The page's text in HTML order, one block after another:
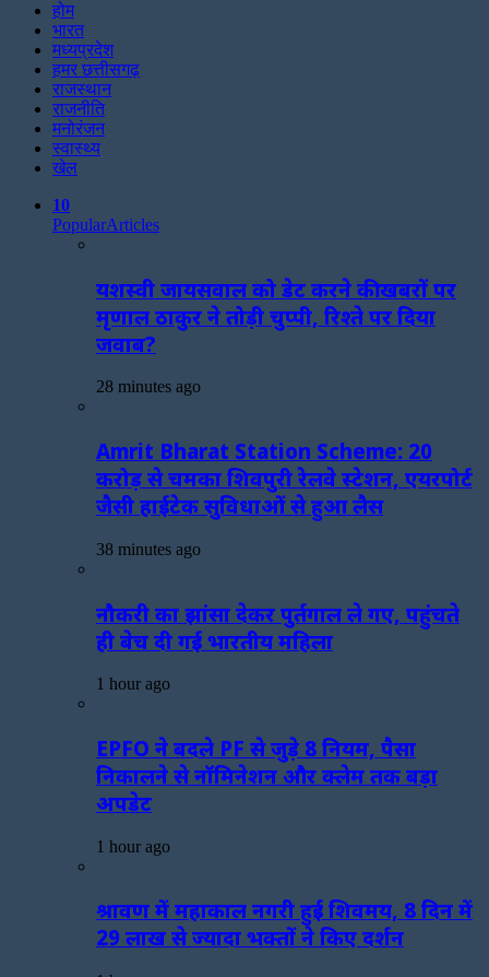
होम
भारत
मध्यप्रदेश
हमर छत्तीसगढ़
राजस्थान
राजनीति
मनोरंजन
स्वास्थ्य
खेल
10
PopularArticles
यशस्वी जायसवाल को डेट करने की खबरों पर
मृणाल ठाकुर ने तोड़ी चुप्पी, रिश्ते पर दिया
जवाब?
28 minutes ago
Amrit Bharat Station Scheme: 20
करोड़ से चमका शिवपुरी रेलवे स्टेशन, एयरपोर्ट
जैसी हाईटेक सुविधाओं से हुआ लैस
38 minutes ago
नौकरी का झांसा देकर पुर्तगाल ले गए, पहुंचते
ही बेच दी गई भारतीय महिला
1 hour ago
EPFO ने बदले PF से जुड़े 8 नियम, पैसा
निकालने से नॉमिनेशन और क्लेम तक बड़ा
अपडेट
1 hour ago
श्रावण में महाकाल नगरी हुई शिवमय, 8 दिन में
29 लाख से ज्यादा भक्तों ने किए दर्शन